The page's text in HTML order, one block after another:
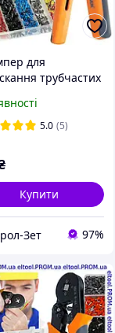
для
трубчастих
мм2 + набір
1200 шт
5.0 (5)
Купити
Зет 97%